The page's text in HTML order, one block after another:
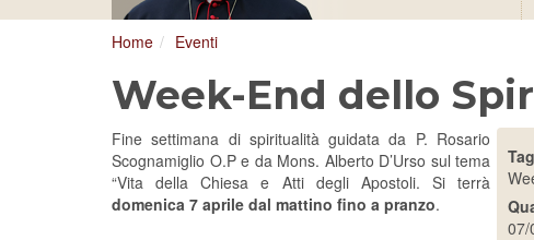
Home Eventi
Week-End dello
07/
Fine settimana di spiritualità guidata da P. Rosario
Scognamiglio O.P e da Mons. Alberto D’Urso sul tema
“Vita della Chiesa e Atti degli Apostoli. Si terrà
domenica 7 aprile dal mattino fino a pranzo.